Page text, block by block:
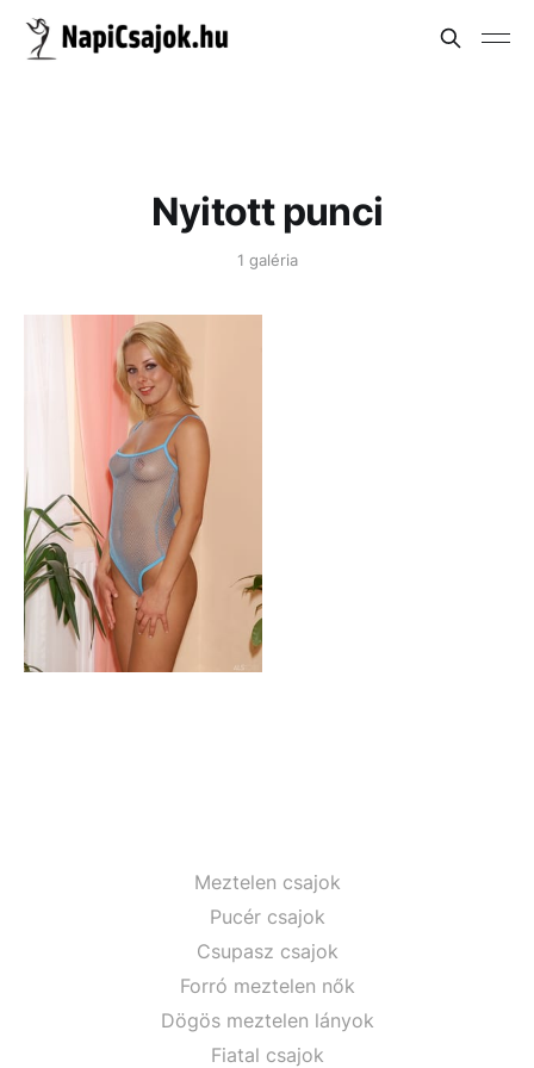
Nyitott punci
1 galéria
Meztelen csajok
Pucér csajok
Csupasz csajok
Forró meztelen nők
Dögös meztelen lányok
Fiatal csajok